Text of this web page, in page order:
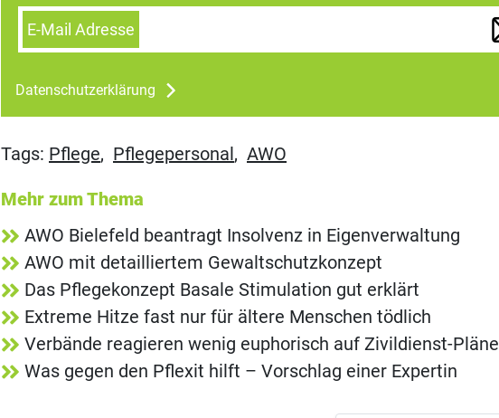
E-Mail Adresse
Datenschutzerklärung
Tags: Pflege, Pflegepersonal , AWO
Mehr zum Thema
AWO Bielefeld beantragt Insolvenz in Eigenverwaltung
AWO mit detailliertem Gewaltschutzkonzept
Das Pflegekonzept Basale Stimulation gut erklärt
Extreme Hitze fast nur für ältere Menschen tödlich
Verbände reagieren wenig euphorisch auf Zivildienst-Pläne
Was gegen den Pflexit hilft – Vorschlag einer Expertin